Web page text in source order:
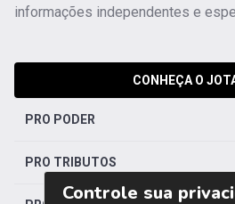
informações independentes e
CONHEÇA O
PRO PODER
PRO TRIBUTOS